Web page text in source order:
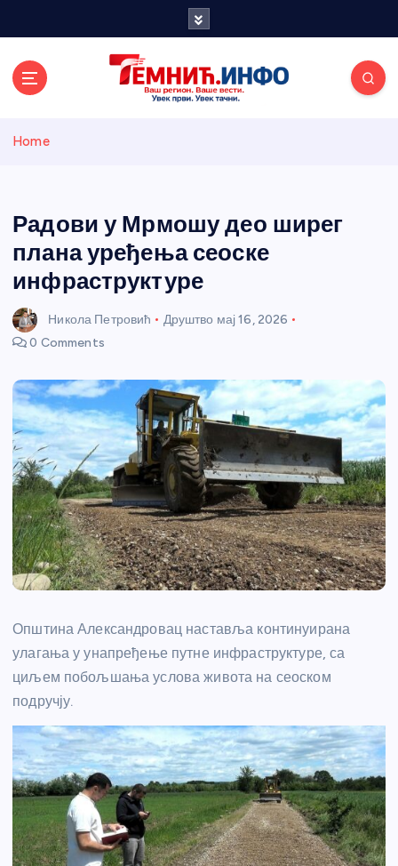
и портал
Home
Радови у Мрмошу део ширег
плана уређења сеоске
инфраструктуре
Никола Петровић Друштво мај 16, 2026
0 Comments
Општина Александровац наставља континуирана
улагања у унапређење путне инфраструктуре, са
циљем побољшања услова живота на сеоском
подручју.